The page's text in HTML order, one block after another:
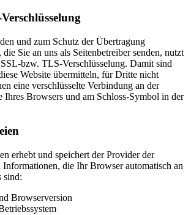
und zum Schutz der Übertragung
Sie an uns als Seitenbetreiber senden, nutzt
bzw. TLS-Verschlüsselung. Damit sind
Website übermitteln, für Dritte nicht
eine verschlüsselte Verbindung an der
Ihres Browsers und am Schloss-Symbol in der
erhebt und speichert der Provider der
Informationen, die Ihr Browser automatisch an
sind:
Browserversion